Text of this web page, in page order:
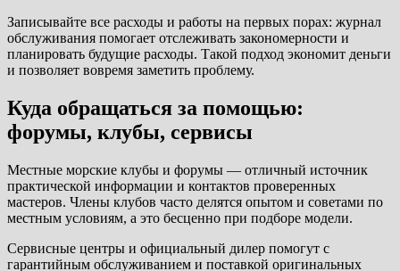
Записывайте все расходы и работы на первых порах: журнал
обслуживания помогает отслеживать закономерности и
планировать будущие расходы. Такой подход экономит деньги
и позволяет вовремя заметить проблему.
Куда обращаться за помощью:
форумы, клубы, сервисы
Местные морские клубы и форумы — отличный источник
практической информации и контактов проверенных
мастеров. Члены клубов часто делятся опытом и советами по
местным условиям, а это бесценно при подборе модели.
Сервисные центры и официальный дилер помогут с
гарантийным обслуживанием и поставкой оригинальных